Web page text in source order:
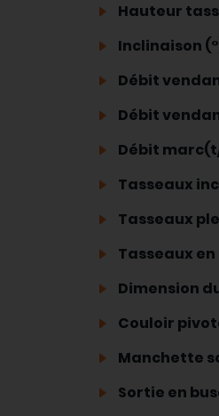
Hauteur
Inclinaison
Débit
Débit
Débit
Tasseaux
Tasseaux
Tasseaux
Dimension
Couloir
Manchette
Sortie en